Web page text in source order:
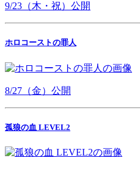
9/23（木・祝）公開
ホロコーストの罪人
8/27（金）公開
孤狼の血 LEVEL2